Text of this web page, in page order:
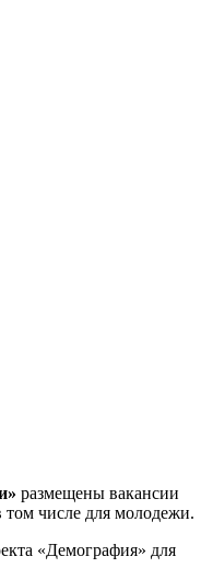
размещены вакансии
том числе для молодежи.
«Демография» для